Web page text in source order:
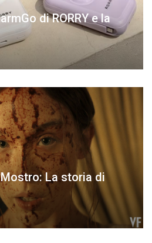
di RORRY e la
La storia di